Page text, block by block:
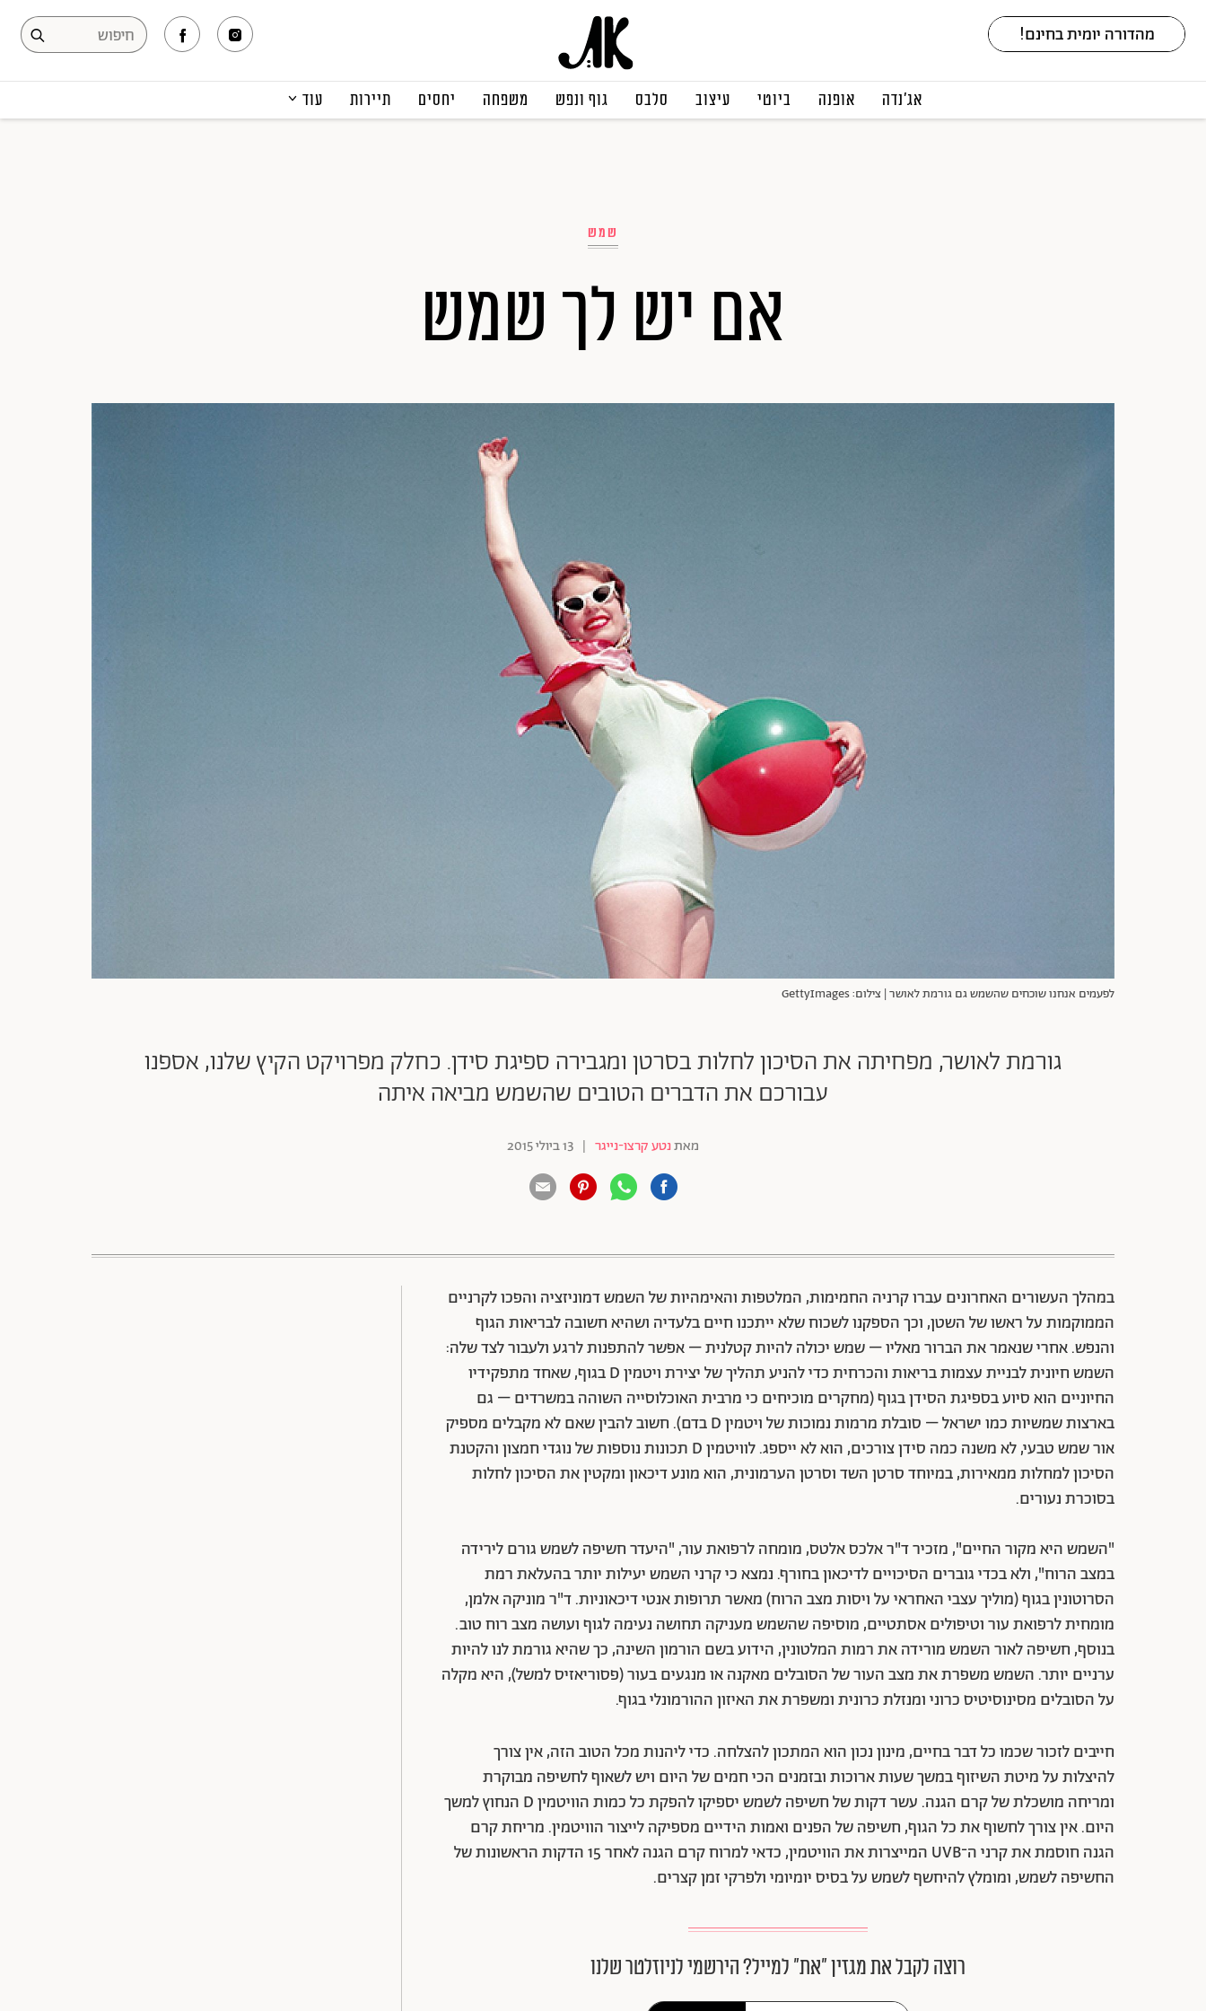
אג׳נדה אופנה ביוטי עיצוב סלבס גוף ונפש משפחה יחסים תיירות עוד
שמש
אם יש לך שמש
לפעמים אנחנו שוכחים שהשמש גם גורמת לאושר | צילום: GettyImages
גורמת לאושר, מפחיתה את הסיכון לחלות בסרטן ומגבירה ספיגת סידן. כחלק מפרויקט הקיץ שלנו, אספנו
עבורכם את הדברים הטובים שהשמש מביאה איתה
מאתנטע קרצו-נייגר | 13 ביולי 2015
במהלך העשורים האחרונים עברו קרניה החמימות, המלטפות והאימהיות של השמש דמוניזציה והפכו לקרניים
הממוקמות על ראשו של השטן, וכך הספקנו לשכוח שלא ייתכנו חיים בלעדיה ושהיא חשובה לבריאות הגוף
והנפש. אחרי שנאמר את הברור מאליו – שמש יכולה להיות קטלנית – אפשר להתפנות לרגע ולעבור לצד שלה:
השמש חיונית לבניית עצמות בריאות והכרחית כדי להניע תהליך של יצירת ויטמין D בגוף, שאחד מתפקידיו
החיוניים הוא סיוע בספיגת הסידן בגוף (מחקרים מוכיחים כי מרבית האוכלוסייה השוהה במשרדים – גם
בארצות שמשיות כמו ישראל – סובלת מרמות נמוכות של ויטמין D בדם). חשוב להבין שאם לא מקבלים מספיק
אור שמש טבעי, לא משנה כמה סידן צורכים, הוא לא ייספג. לוויטמין D תכונות נוספות של נוגדי חמצון והקטנת
הסיכון למחלות ממאירות, במיוחד סרטן השד וסרטן הערמונית, הוא מונע דיכאון ומקטין את הסיכון לחלות
בסוכרת נעורים.
"השמש היא מקור החיים", מזכיר ד"ר אלכס אלטס, מומחה לרפואת עור, "היעדר חשיפה לשמש גורם לירידה
במצב הרוח", ולא בכדי גוברים הסיכויים לדיכאון בחורף. נמצא כי קרני השמש יעילות יותר בהעלאת רמת
הסרוטונין בגוף (מוליך עצבי האחראי על ויסות מצב הרוח) מאשר תרופות אנטי דיכאוניות. ד"ר מוניקה אלמן,
מומחית לרפואת עור וטיפולים אסתטיים, מוסיפה שהשמש מעניקה תחושה נעימה לגוף ועושה מצב רוח טוב.
בנוסף, חשיפה לאור השמש מורידה את רמות המלטונין, הידוע בשם הורמון השינה, כך שהיא גורמת לנו להיות
ערניים יותר. השמש משפרת את מצב העור של הסובלים מאקנה או מנגעים בעור (פסוריאזיס למשל), היא מקלה
על הסובלים מסינוסיטיס כרוני ומנזלת כרונית ומשפרת את האיזון ההורמונלי בגוף.
חייבים לזכור שכמו כל דבר בחיים, מינון נכון הוא המתכון להצלחה. כדי ליהנות מכל הטוב הזה, אין צורך
להיצלות על מיטת השיזוף במשך שעות ארוכות ובזמנים הכי חמים של היום ויש לשאוף לחשיפה מבוקרת
ומריחה מושכלת של קרם הגנה. עשר דקות של חשיפה לשמש יספיקו להפקת כל כמות הוויטמין D הנחוץ למשך
היום. אין צורך לחשוף את כל הגוף, חשיפה של הפנים ואמות הידיים מספיקה לייצור הוויטמין. מריחת קרם
הגנה חוסמת את קרני ה־UVB המייצרות את הוויטמין, כדאי למרוח קרם הגנה לאחר 15 הדקות הראשונות של
החשיפה לשמש, ומומלץ להיחשף לשמש על בסיס יומיומי ולפרקי זמן קצרים.
רוצה לקבל את מגזין ״את״ למייל? הירשמי לניוזלטר שלנו